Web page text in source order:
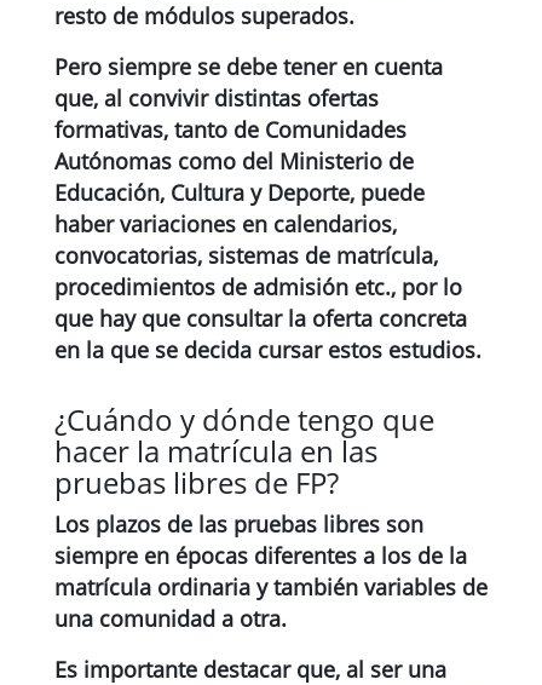
resto de módulos superados.
Pero siempre se debe tener en cuenta
que, al convivir distintas ofertas
formativas, tanto de Comunidades
Autónomas como del Ministerio de
Educación, Cultura y Deporte, puede
haber variaciones en calendarios,
convocatorias, sistemas de matrícula,
procedimientos de admisión etc., por lo
que hay que consultar la oferta concreta
en la que se decida cursar estos estudios.
¿Cuándo y dónde tengo que
hacer la matrícula en las
pruebas libres de FP?
Los plazos de las pruebas libres son
siempre en épocas diferentes a los de la
matrícula ordinaria y también variables de
una comunidad a otra.
Es importante destacar que, al ser una